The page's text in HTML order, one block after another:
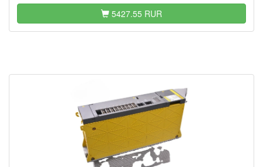
5427.55 RUR